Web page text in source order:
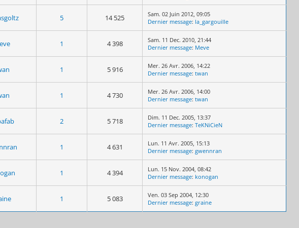
5 14 525
Sam. 02 Juin 2012, 09:05
Dernier message: la_gargouille
1 4 398
Sam. 11 Dec. 2010, 21:44
Dernier message: Meve
1 5 916
Mer. 26 Avr. 2006, 14:22
Dernier message: twan
1 4 730
Mer. 26 Avr. 2006, 14:00
Dernier message: twan
2 5 718
Dim. 11 Dec. 2005, 13:37
Dernier message: TeKNiCieN
1 4 631
Lun. 11 Avr. 2005, 15:13
Dernier message: gwennran
1 4 394
Lun. 15 Nov. 2004, 08:42
Dernier message: konogan
1 5 083
Ven. 03 Sep 2004, 12:30
Dernier message: graine